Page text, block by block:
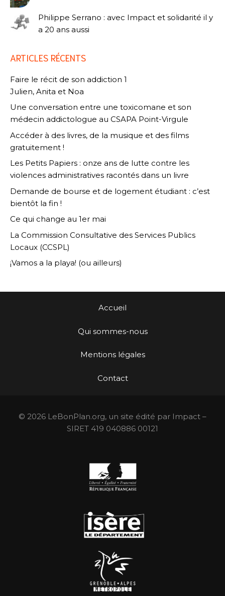
Philippe Serrano : avec Impact et solidarité il y
a 20 ans aussi
ARTICLES RÉCENTS
Faire le récit de son addiction 1
Julien, Anita et Noa
Une conversation entre une toxicomane et son
médecin addictologue au CSAPA Point-Virgule
Accéder à des livres, de la musique et des films
gratuitement !
Les Petits Papiers : onze ans de lutte contre les
violences administratives racontés dans un livre
Demande de bourse et de logement étudiant : c’est
bientôt la fin !
Ce qui change au 1er mai
La Commission Consultative des Services Publics
Locaux (CCSPL)
¡Vamos a la playa! (ou ailleurs)
Accueil
Qui sommes-nous
Mentions légales
Contact
© 2026 LeBonPlan.org, un site édité par Impact –
SIRET 419 040886 00121